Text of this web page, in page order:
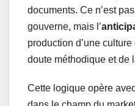
documents. Ce n’est
gouverne, mais l’
production d’une
doute méthodique et de
Cette logique opère